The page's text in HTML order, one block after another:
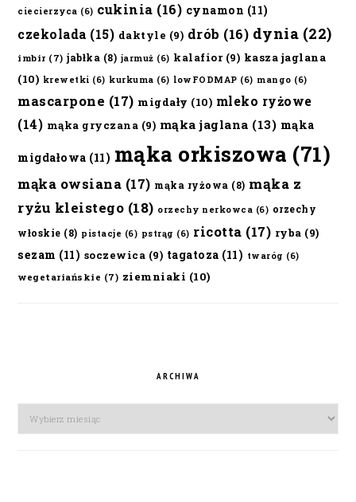
ciecierzyca (6) cukinia (16) cynamon (11)
czekolada (15) daktyle (9) drób (16) dynia (22)
imbir (7) jabłka (8) jarmuż (6) kalafior(9) kasza jaglana
(10) krewetki (6) kurkuma (6) lowFODMAP (6) mango (6)
mascarpone (17) migdały (10) mleko ryżowe
(14) mąka gryczana (9) mąka jaglana (13) mąka
migdałowa (11) mąka orkiszowa (71)
mąka owsiana (17) mąka ryżowa (8) mąka z
ryżu kleistego (18) orzechy nerkowca (6) orzechy
włoskie (8) pistacje (6) pstrąg (6) ricotta (17) ryba (9)
sezam (11) soczewica (9) tagatoza (11) twaróg (6)
wegetariańskie (7) ziemniaki (10)
ARCHIWA
Archiwa